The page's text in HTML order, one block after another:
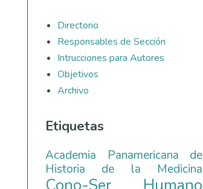
Directorio
Responsables de Sección
Intrucciones para Autores
Objetivos
Archivo
Etiquetas
Academia Panamericana de
Historia de la Medicina